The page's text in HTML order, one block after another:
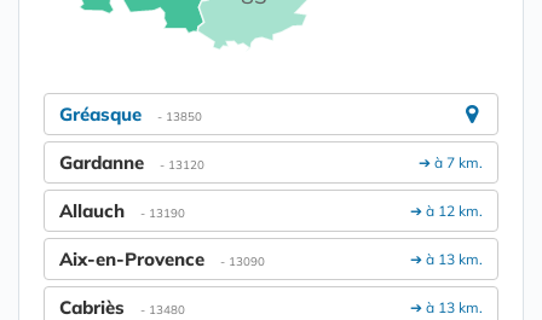
Gréasque - 13850
➔ à 7 km.
Gardanne - 13120
➔ à 12 km.
Allauch - 13190
➔ à 13 km.
Aix-en-Provence - 13090
➔ à 13 km.
Cabriès - 13480